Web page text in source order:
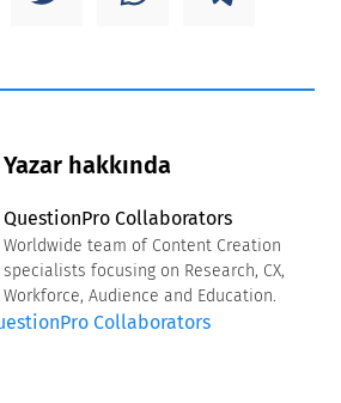
Yazar hakkında
QuestionPro Collaborators
Worldwide team of Content Creation
specialists focusing on Research, CX,
Workforce, Audience and Education.
Collaborators